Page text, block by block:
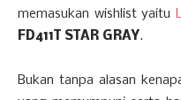
memasukan wishlist yaitu
FD411T STAR GRAY.
Bukan tanpa alasan